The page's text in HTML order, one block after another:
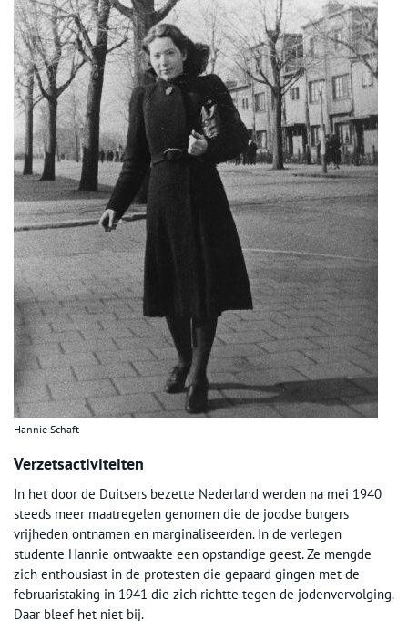
Hannie Schaft
Verzetsactiviteiten
In het door de Duitsers bezette Nederland werden na mei 1940
steeds meer maatregelen genomen die de joodse burgers
vrijheden ontnamen en marginaliseerden. In de verlegen
studente Hannie ontwaakte een opstandige geest. Ze mengde
zich enthousiast in de protesten die gepaard gingen met de
februaristaking in 1941 die zich richtte tegen de jodenvervolging.
Daar bleef het niet bij.